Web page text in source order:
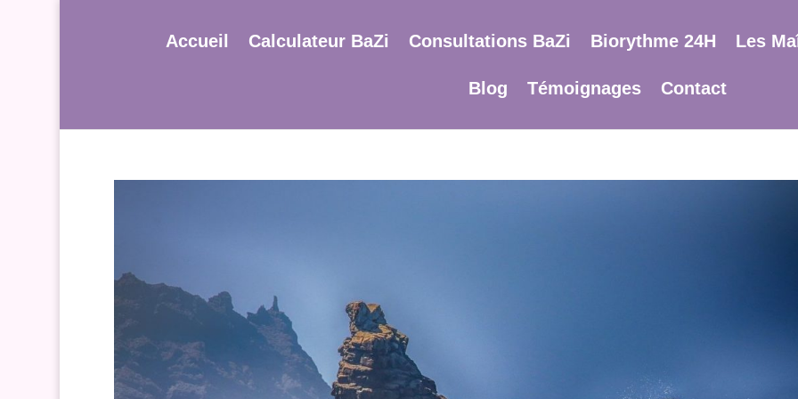
Accueil Calculateur BaZi Consultations BaZi Biorythme 24H Les
Blog Témoignages Contact